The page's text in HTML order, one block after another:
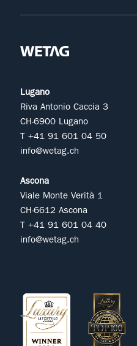
Lugano
Riva Antonio Caccia 3
CH-6900 Lugano
T +41 91 601 04 50
info@wetag.ch
Ascona
Viale Monte Verità 1
CH-6612 Ascona
T +41 91 601 04 40
info@wetag.ch